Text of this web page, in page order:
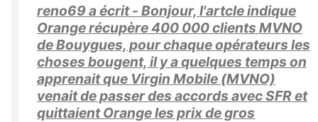
reno69 a écrit - Bonjour, l'artcle indique
Orange récupère 400 000 clients MVNO
de Bouygues, pour chaque opérateurs les
choses bougent, il y a quelques temps on
apprenait que Virgin Mobile (MVNO)
venait de passer des accords avec SFR et
quittaient Orange les prix de gros